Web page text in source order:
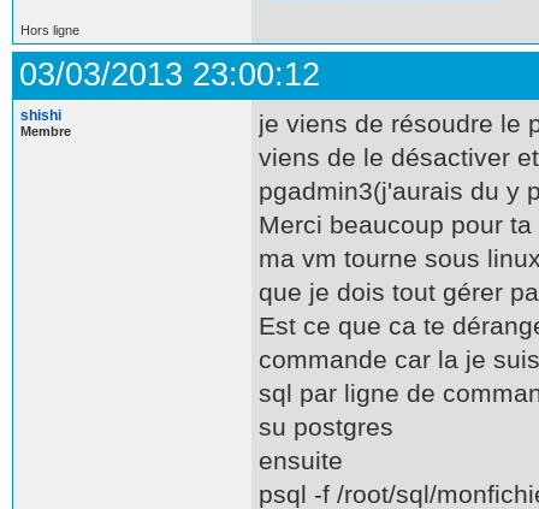
Hors ligne
03/03/2013 23:00:12
shishi
Membre
je viens de résoudre le
viens de le désactiver
pgadmin3(j'aurais du y
Merci beaucoup pour
ma vm tourne sous
que je dois tout gérer
Est ce que ca te
commande car la je
sql par ligne de
su postgres
ensuite
psql -f /root/sql/